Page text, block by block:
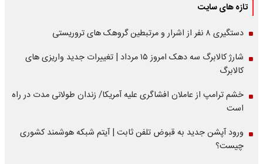
تازه های سایت
دستگیری ۸ نفر از اشرار و مرتبطین گروهک های تروریستی
شارژ کالابرگ سه دهک امروز ۱۵ مرداد | تغییرات جدید واریزی های
کالابرگ
خشم ترامپ از عاملان افشاگری‌ علیه آمریکا/ زندان طولانی مدت در راه
است
ورود آپشن جدید به قبوض تلفن ثابت | آیتم شبکه هوشمند کشوری
چیست؟